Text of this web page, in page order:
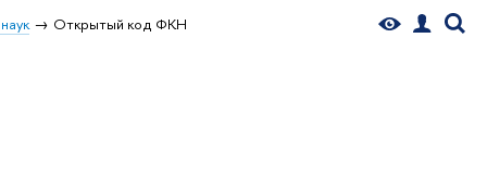
Открытый код ФКН